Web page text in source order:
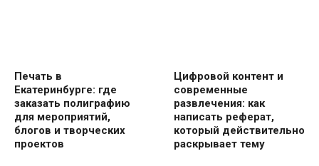
Печать в
Екатеринбурге: где
заказать полиграфию
для мероприятий,
блогов и творческих
проектов
Цифровой контент и
современные
развлечения: как
написать реферат,
который действительно
раскрывает тему